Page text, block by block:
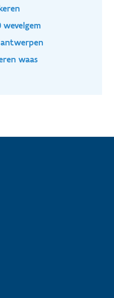
wevelgem
waas